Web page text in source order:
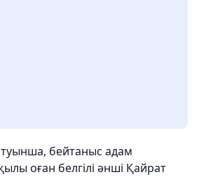
бейтаныс адам
оған белгілі әнші Қайрат